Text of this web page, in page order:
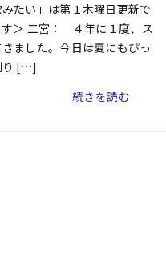
たい」は第１木曜日更新で
＞ 二宮： ４年に１度、ス
ました。今日は夏にもぴっ
り […]
続きを読む